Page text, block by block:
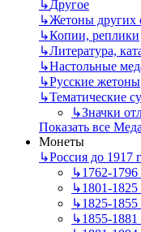
↳Другое
↳Жетоны других
↳Копии, реплики
↳Литература,
↳Настольные
↳Русские жетоны
↳Тематические
↳Значки
Показать все
Монеты
↳Россия до 1917
↳1762-
↳1801-
↳1825-
↳1855-